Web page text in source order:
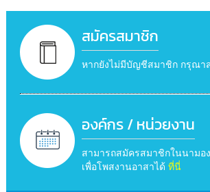
สมัครสมาชิก
หากยังไม่มีบัญชีสมาชิก กรุณา
องค์กร / หน่วยงาน
สามารถสมัครสมาชิกในนามอ
เพื่อโพสงานอาสาได้ ที่นี่